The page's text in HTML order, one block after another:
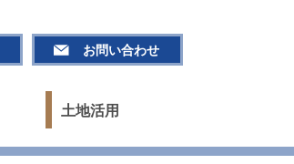
お問い合わせ
土地活用